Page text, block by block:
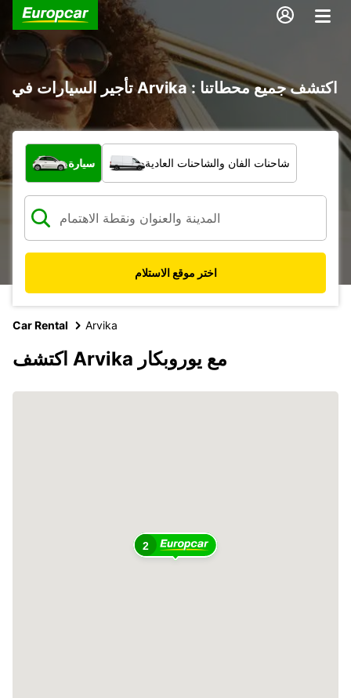
تأجير السيارات في Arvika : اكتشف جميع محطاتنا
ما نوع المركبة؟
سيارة شاحنات الفان والشاحنات العادية
اختر موقع الاستلام
Car Rental Arvika
اكتشف Arvika مع يوروبكار
2